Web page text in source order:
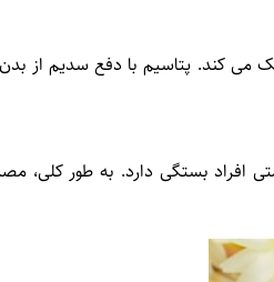
می کند. پتاسیم با دفع سدیم از